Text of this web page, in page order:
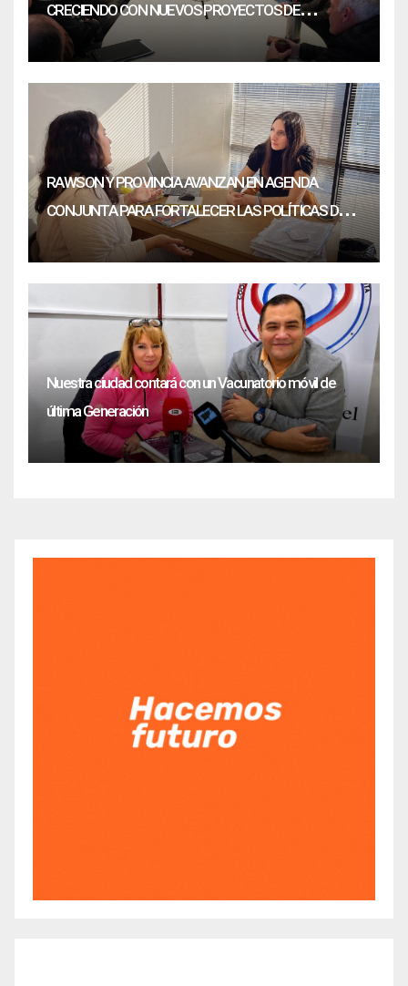
CRECIENDO CON NUEVOS PROYECTOS DE
INVERSIÓN
RAWSON Y PROVINCIA AVANZAN EN AGENDA
CONJUNTA PARA FORTALECER LAS POLÍTICAS DE
JUVENTUD
Nuestra ciudad contará con un Vacunatorio móvil de
última Generación